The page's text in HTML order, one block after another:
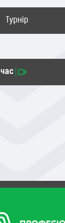
Турнір
час